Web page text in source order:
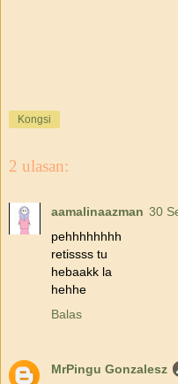
Kongsi
2 ulasan:
aamalinaazman 30
pehhhhhhhh
retissss tu
hebaakk la
hehhe
Balas
MrPingu Gonzalesz